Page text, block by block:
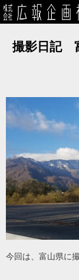
撮影日記
今回は、富山県に